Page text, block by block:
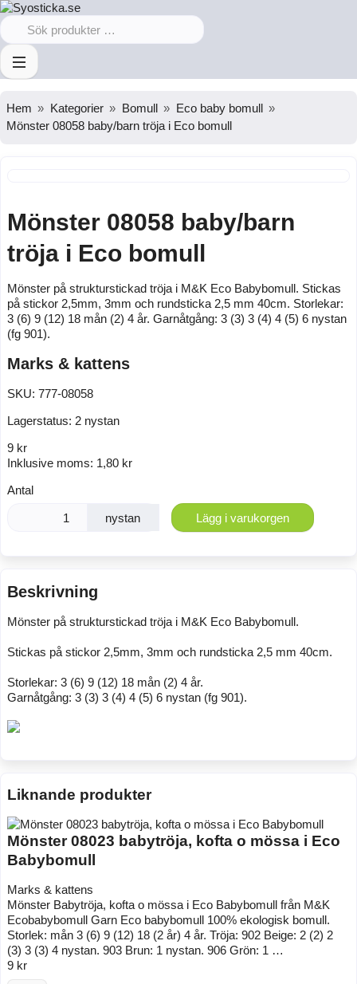
Hem Kategorier Bomull
Eco baby bomull
Mönster 08058 baby/barn tröja i Eco bomull
Mönster 08058 baby/barn
tröja i Eco bomull
Mönster på strukturstickad tröja i M&K Eco Babybomull. Stickas
på stickor 2,5mm, 3mm och rundsticka 2,5 mm 40cm. Storlekar:
3 (6) 9 (12) 18 mån (2) 4 år. Garnåtgång: 3 (3) 3 (4) 4 (5) 6 nystan
(fg 901).
Marks & kattens
SKU: 777-08058
Lagerstatus: 2 nystan
9 kr
Inklusive moms: 1,80 kr
Antal
nystan Lägg i varukorgen
Beskrivning
Mönster på strukturstickad tröja i M&K Eco Babybomull.
Stickas på stickor 2,5mm, 3mm och rundsticka 2,5 mm 40cm.
Storlekar: 3 (6) 9 (12) 18 mån (2) 4 år.
Garnåtgång: 3 (3) 3 (4) 4 (5) 6 nystan (fg 901).
Liknande produkter
Mönster 08023 babytröja, kofta o mössa i Eco
Babybomull
Marks & kattens
Mönster Babytröja, kofta o mössa i Eco Babybomull från M&K
Ecobabybomull Garn Eco babybomull 100% ekologisk bomull.
Storlek: mån 3 (6) 9 (12) 18 (2 år) 4 år. Tröja: 902 Beige: 2 (2) 2
(3) 3 (3) 4 nystan. 903 Brun: 1 nystan. 906 Grön: 1 …
9 kr